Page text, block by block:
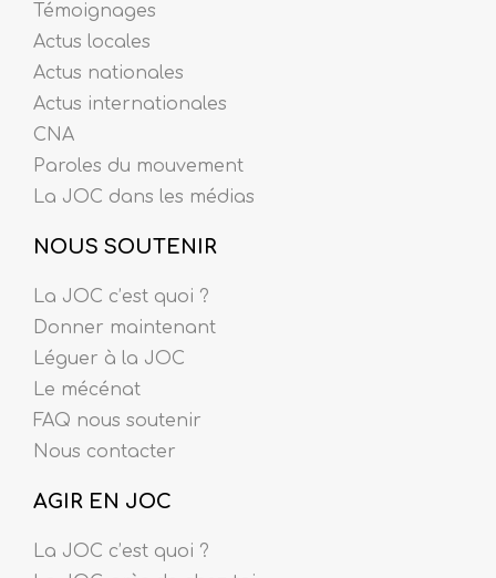
Témoignages
Actus locales
Actus nationales
Actus internationales
CNA
Paroles du mouvement
La JOC dans les médias
NOUS SOUTENIR
La JOC c’est quoi ?
Donner maintenant
Léguer à la JOC
Le mécénat
FAQ nous soutenir
Nous contacter
AGIR EN JOC
La JOC c’est quoi ?